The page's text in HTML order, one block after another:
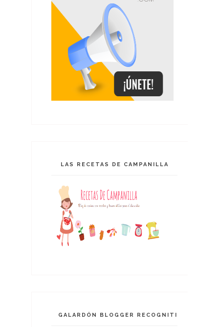
LAS RECETAS DE CAMPANILLA
GALARDÓN BLOGGER RECOGNITION